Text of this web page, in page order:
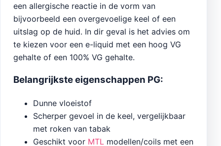
een allergische reactie in de vorm van
bijvoorbeeld een overgevoelige keel of een
uitslag op de huid. In dir geval is het advies om
te kiezen voor een e-liquid met een hoog VG
gehalte of een 100% VG gehalte.
Belangrijkste eigenschappen PG:
Dunne vloeistof
Scherper gevoel in de keel, vergelijkbaar
met roken van tabak
Geschikt voor MTL modellen/coils met een